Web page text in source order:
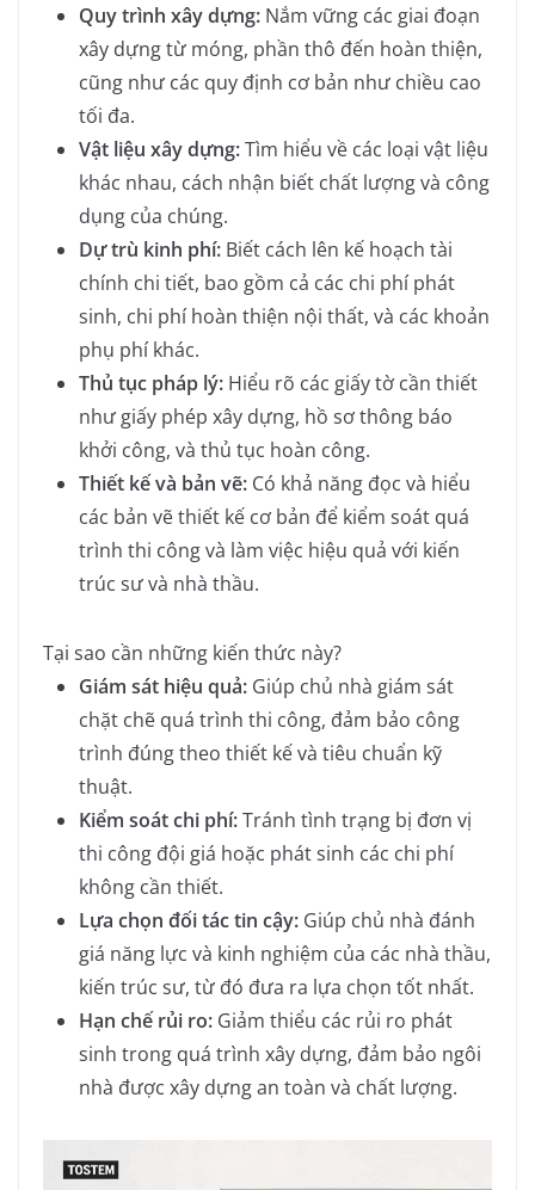
Quy trình xây dựng: Nắm vững các giai đoạn
xây dựng từ móng, phần thô đến hoàn thiện,
cũng như các quy định cơ bản như chiều cao
tối đa.
Vật liệu xây dựng:Tìm hiểu về các loại vật liệu
khác nhau, cách nhận biết chất lượng và công
dụng của chúng.
Dự trù kinh phí: Biết cách lên kế hoạch tài
chính chi tiết, bao gồm cả các chi phí phát
sinh, chi phí hoàn thiện nội thất, và các khoản
phụ phí khác.
Thủ tục pháp lý: Hiểu rõ các giấy tờ cần thiết
như giấy phép xây dựng, hồ sơ thông báo
khởi công, và thủ tục hoàn công.
Thiết kế và bản vẽ: Có khả năng đọc và hiểu
các bản vẽ thiết kế cơ bản để kiểm soát quá
trình thi công và làm việc hiệu quả với kiến
trúc sư và nhà thầu.
Tại sao cần những kiến thức này?
Giám sát hiệu quả: Giúp chủ nhà giám sát
chặt chẽ quá trình thi công, đảm bảo công
trình đúng theo thiết kế và tiêu chuẩn kỹ
thuật.
Kiểm soát chi phí:Tránh tình trạng bị đơn vị
thi công đội giá hoặc phát sinh các chi phí
không cần thiết.
Lựa chọn đối tác tin cậy: Giúp chủ nhà đánh
giá năng lực và kinh nghiệm của các nhà thầu,
kiến trúc sư, từ đó đưa ra lựa chọn tốt nhất.
Hạn chế rủi ro: Giảm thiểu các rủi ro phát
sinh trong quá trình xây dựng, đảm bảo ngôi
nhà được xây dựng an toàn và chất lượng.